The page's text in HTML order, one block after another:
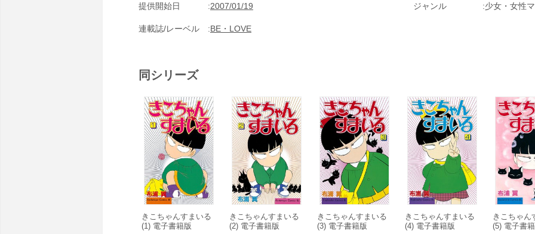
提供開始日 2007/01/19 ジャンル 少女・女性
連載誌/レーベル BE・LOVE
同シリーズ
きこちゃんすまいる
(1) 電子書籍版
きこちゃんすまいる
(2) 電子書籍版
きこちゃんすまいる
(3) 電子書籍版
きこちゃんすまいる
(4) 電子書籍版
きこちゃん
(5) 電子書